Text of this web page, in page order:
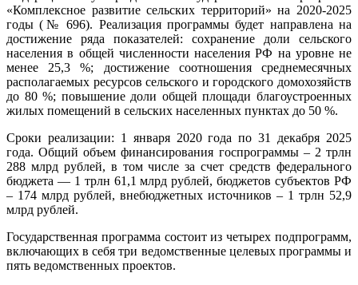
«Комплексное развитие сельских территорий» на 2020-2025
годы (№ 696). Реализация программы будет направлена на
достижение ряда показателей: сохранение доли сельского
населения в общей численности населения РФ на уровне не
менее 25,3 %; достижение соотношения среднемесячных
располагаемых ресурсов сельского и городского домохозяйств
до 80 %; повышение доли общей площади благоустроенных
жилых помещений в сельских населенных пунктах до 50 %.
Сроки реализации: 1 января 2020 года по 31 декабря 2025
года. Общий объем финансирования госпрограммы – 2 трлн
288 млрд рублей, в том числе за счет средств федерального
бюджета — 1 трлн 61,1 млрд рублей, бюджетов субъектов РФ
– 174 млрд рублей, внебюджетных источников – 1 трлн 52,9
млрд рублей.
Государственная программа состоит из четырех подпрограмм,
включающих в себя три ведомственные целевых программы и
пять ведомственных проектов.